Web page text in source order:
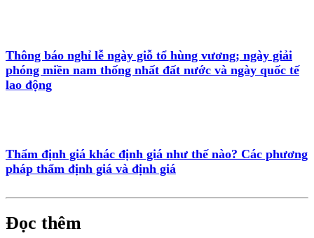
Thông báo nghỉ lễ ngày giỗ tổ hùng vương; ngày giải
phóng miền nam thống nhất đất nước và ngày quốc tế
lao động
Thẩm định giá khác định giá như thế nào? Các phương
pháp thẩm định giá và định giá
Đọc thêm